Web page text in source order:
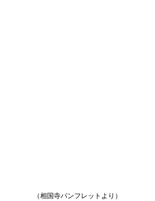
（相国寺パンフレットより）